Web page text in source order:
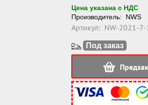
Цена указана с НДС
Производитель:
NWS
Артикул: NW-2021-7-
Под заказ